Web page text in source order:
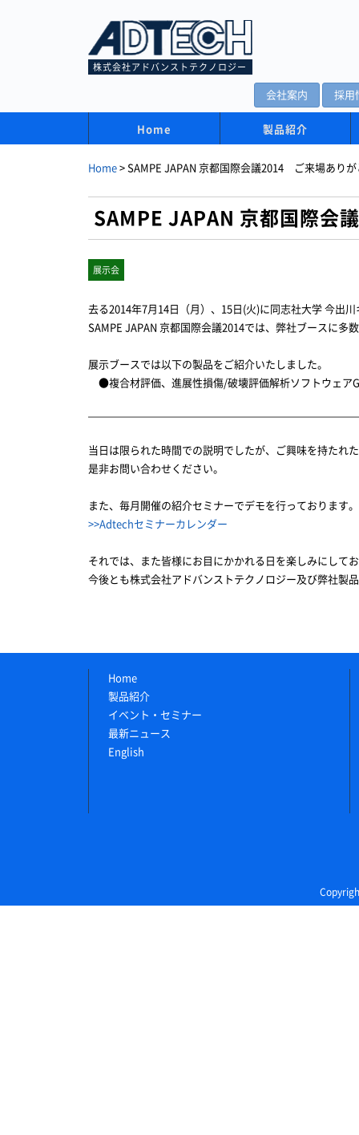
株式会社アドバンストテクノロジー
会社案内 採用
Home 製品紹介
Home > SAMPE JAPAN 京都国際会議2014 ご来場あり
SAMPE JAPAN 京都国際会
展示会
去る2014年7月14日（月）、15日(火)に同志社大学 今出
SAMPE JAPAN 京都国際会議2014では、弊社ブースに多
展示ブースでは以下の製品をご紹介いたしました。
●複合材評価、進展性損傷/破壊評価解析ソフトウェア
当日は限られた時間での説明でしたが、ご興味を持たれ
是非お問い合わせください。
また、毎月開催の紹介セミナーでデモを行っております
>>Adtechセミナーカレンダー
それでは、また皆様にお目にかかれる日を楽しみにして
今後とも株式会社アドバンストテクノロジー及び弊社製
Home
製品紹介
イベント・セミナー
最新ニュース
English